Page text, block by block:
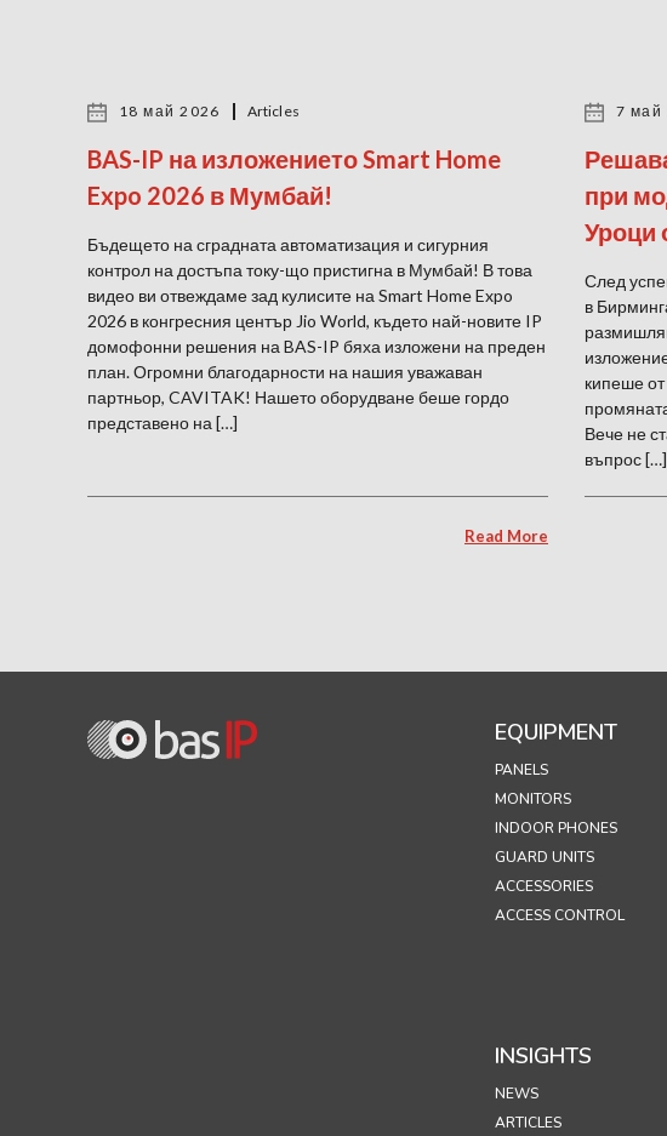
18 май 2026 Articles
BAS-IP на изложението Smart Home
Expo 2026 в Мумбай!
Бъдещето на сградната автоматизация и сигурния
контрол на достъпа току-що пристигна в Мумбай! В това
видео ви отвеждаме зад кулисите на Smart Home Expo
2026 в конгресния център Jio World, където най-новите IP
домофонни решения на BAS-IP бяха изложени на преден
план. Огромни благодарности на нашия уважаван
партньор, CAVITAK! Нашето оборудване беше гордо
представено на […]
Read More
7 май
при
Уроци
След
в
кипеше от
Вече не
въпрос […]
EQUIPMENT
PANELS
MONITORS
INDOOR PHONES
GUARD UNITS
ACCESSORIES
ACCESS CONTROL
INSIGHTS
NEWS
ARTICLES